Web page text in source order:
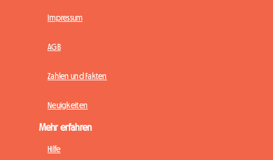
Impressum
AGB
Zahlen und Fakten
Neuigkeiten
Mehr erfahren
Hilfe